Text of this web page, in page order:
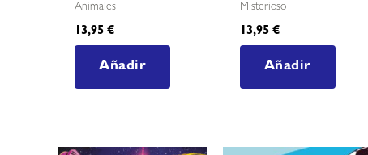
Animales
13,95€
Añadir
Misterioso
13,95 €
Añadir